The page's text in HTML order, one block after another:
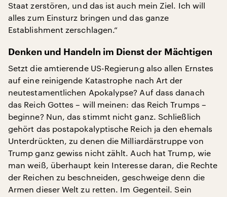
Staat zerstören, und das ist auch mein Ziel. Ich will
alles zum Einsturz bringen und das ganze
Establishment zerschlagen.“
Denken und Handeln im Dienst der Mächtigen
Setzt die amtierende US-Regierung also allen Ernstes
auf eine reinigende Katastrophe nach Art der
neutestamentlichen Apokalypse? Auf dass danach
das Reich Gottes – will meinen: das Reich Trumps –
beginne? Nun, das stimmt nicht ganz. Schließlich
gehört das postapokalyptische Reich ja den ehemals
Unterdrückten, zu denen die Milliardärstruppe von
Trump ganz gewiss nicht zählt. Auch hat Trump, wie
man weiß, überhaupt kein Interesse daran, die Rechte
der Reichen zu beschneiden, geschweige denn die
Armen dieser Welt zu retten. Im Gegenteil. Sein